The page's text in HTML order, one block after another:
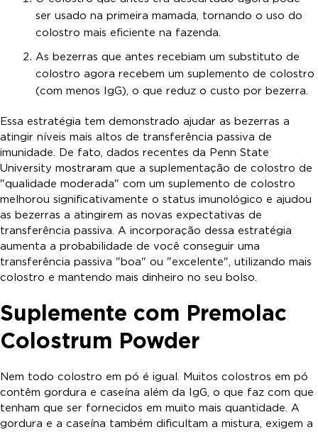
ser usado na primeira mamada, tornando o uso do
colostro mais eficiente na fazenda.
As bezerras que antes recebiam um substituto de
colostro agora recebem um suplemento de colostro
(com menos IgG), o que reduz o custo por bezerra.
Essa estratégia tem demonstrado ajudar as bezerras a
atingir níveis mais altos de transferência passiva de
imunidade. De fato, dados recentes da Penn State
University mostraram que a suplementação de colostro de
"qualidade moderada" com um suplemento de colostro
melhorou significativamente o status imunológico e ajudou
as bezerras a atingirem as novas expectativas de
transferência passiva. A incorporação dessa estratégia
aumenta a probabilidade de você conseguir uma
transferência passiva "boa" ou "excelente", utilizando mais
colostro e mantendo mais dinheiro no seu bolso.
Suplemente com Premolac
Colostrum Powder
Nem todo colostro em pó é igual. Muitos colostros em pó
contêm gordura e caseína além da IgG, o que faz com que
tenham que ser fornecidos em muito mais quantidade. A
gordura e a caseína também dificultam a mistura, exigem a